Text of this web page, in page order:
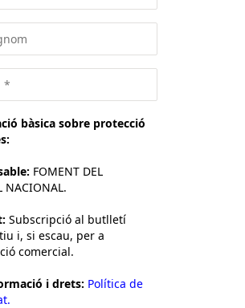
bàsica sobre protecció
FOMENT DEL
NACIONAL.
Subscripció al butlletí
i, si escau, per a
comercial.
i drets: Política de